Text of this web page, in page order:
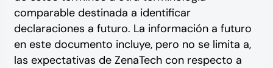
comparable destinada a identificar
declaraciones a futuro. La información a futuro
en este documento incluye, pero no se limita a,
las expectativas de ZenaTech con respecto a